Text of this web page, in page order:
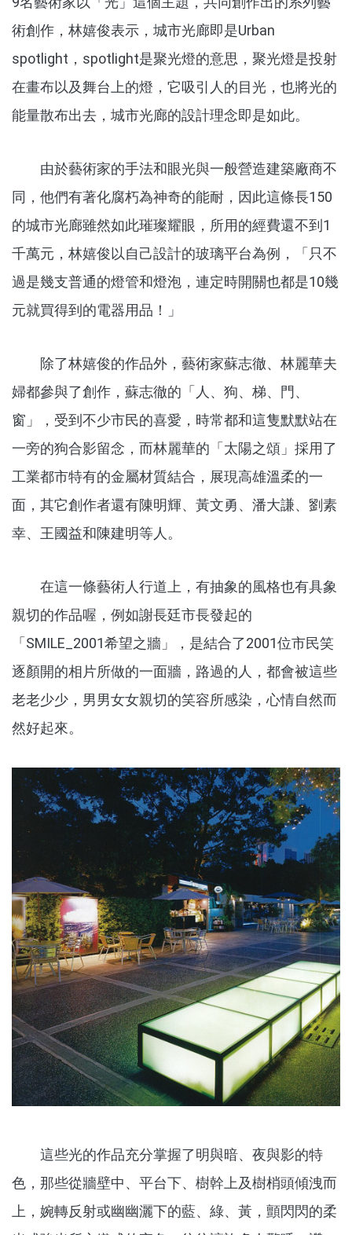
術創作，林嬉俊表示，城市光廊即是Urban
spotlight，spotlight是聚光燈的意思，聚光燈是投射
在畫布以及舞台上的燈，它吸引人的目光，也將光的
能量散布出去，城市光廊的設計理念即是如此。
由於藝術家的手法和眼光與一般營造建築廠商不
同，他們有著化腐朽為神奇的能耐，因此這條長150
的城市光廊雖然如此璀璨耀眼，所用的經費還不到1
千萬元，林嬉俊以自己設計的玻璃平台為例，「只不
過是幾支普通的燈管和燈泡，連定時開關也都是10幾
元就買得到的電器用品！」
除了林嬉俊的作品外，藝術家蘇志徹、林麗華夫
婦都參與了創作，蘇志徹的「人、狗、梯、門、
窗」，受到不少市民的喜愛，時常都和這隻默默站在
一旁的狗合影留念，而林麗華的「太陽之頌」採用了
工業都市特有的金屬材質結合，展現高雄溫柔的一
面，其它創作者還有陳明輝、黃文勇、潘大謙、劉素
幸、王國益和陳建明等人。
在這一條藝術人行道上，有抽象的風格也有具象
親切的作品喔，例如謝長廷市長發起的
「SMILE_2001希望之牆」，是結合了2001位市民笑
逐顏開的相片所做的一面牆，路過的人，都會被這些
老老少少，男男女女親切的笑容所感染，心情自然而
然好起來。
這些光的作品充分掌握了明與暗、夜與影的特
色，那些從牆壁中、平台下、樹幹上及樹梢頭傾洩而
上，婉轉反射或幽幽灑下的藍、綠、黃，顫閃閃的柔